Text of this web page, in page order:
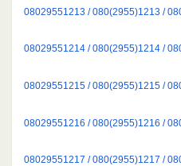
08029551213 / 080(2955)1213 /
08029551214 / 080(2955)1214 /
08029551215 / 080(2955)1215 /
08029551216 / 080(2955)1216 /
08029551217 / 080(2955)1217 /